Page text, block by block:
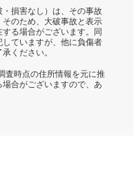
・損害なし）は、その事故
のため、大破事故と表示
る場合がございます。同
ていますが、他に負傷者
ください。
査時点の住所情報を元に推
合がございますので、あ